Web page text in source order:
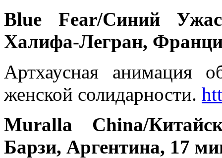
Blue Fear/Синий
Халифа-Легран,
Артхаусная анимация
женской солидарности.
Muralla China/
Барзи, Аргентина, 17